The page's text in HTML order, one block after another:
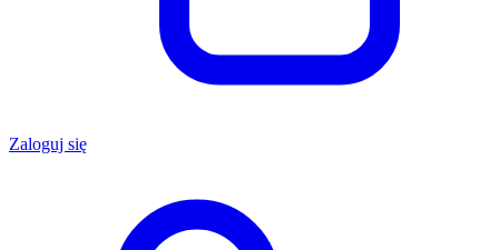
Zaloguj się